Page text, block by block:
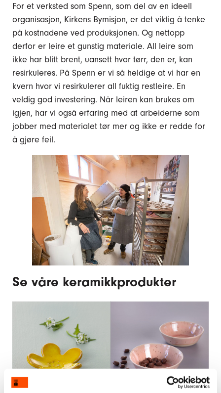
For et verksted som Spenn, som del av en ideell
organisasjon, Kirkens Bymisjon, er det viktig å tenke
på kostnadene ved produksjonen. Og nettopp
derfor er leire et gunstig materiale. All leire som
ikke har blitt brent, uansett hvor tørr, den er, kan
resirkuleres. På Spenn er vi så heldige at vi har en
kvern hvor vi resirkulerer all fuktig restleire. En
veldig god investering. Når leiren kan brukes om
igjen, har vi også erfaring med at arbeiderne som
jobber med materialet tør mer og ikke er redde for
å gjøre feil.
Se våre keramikkprodukter